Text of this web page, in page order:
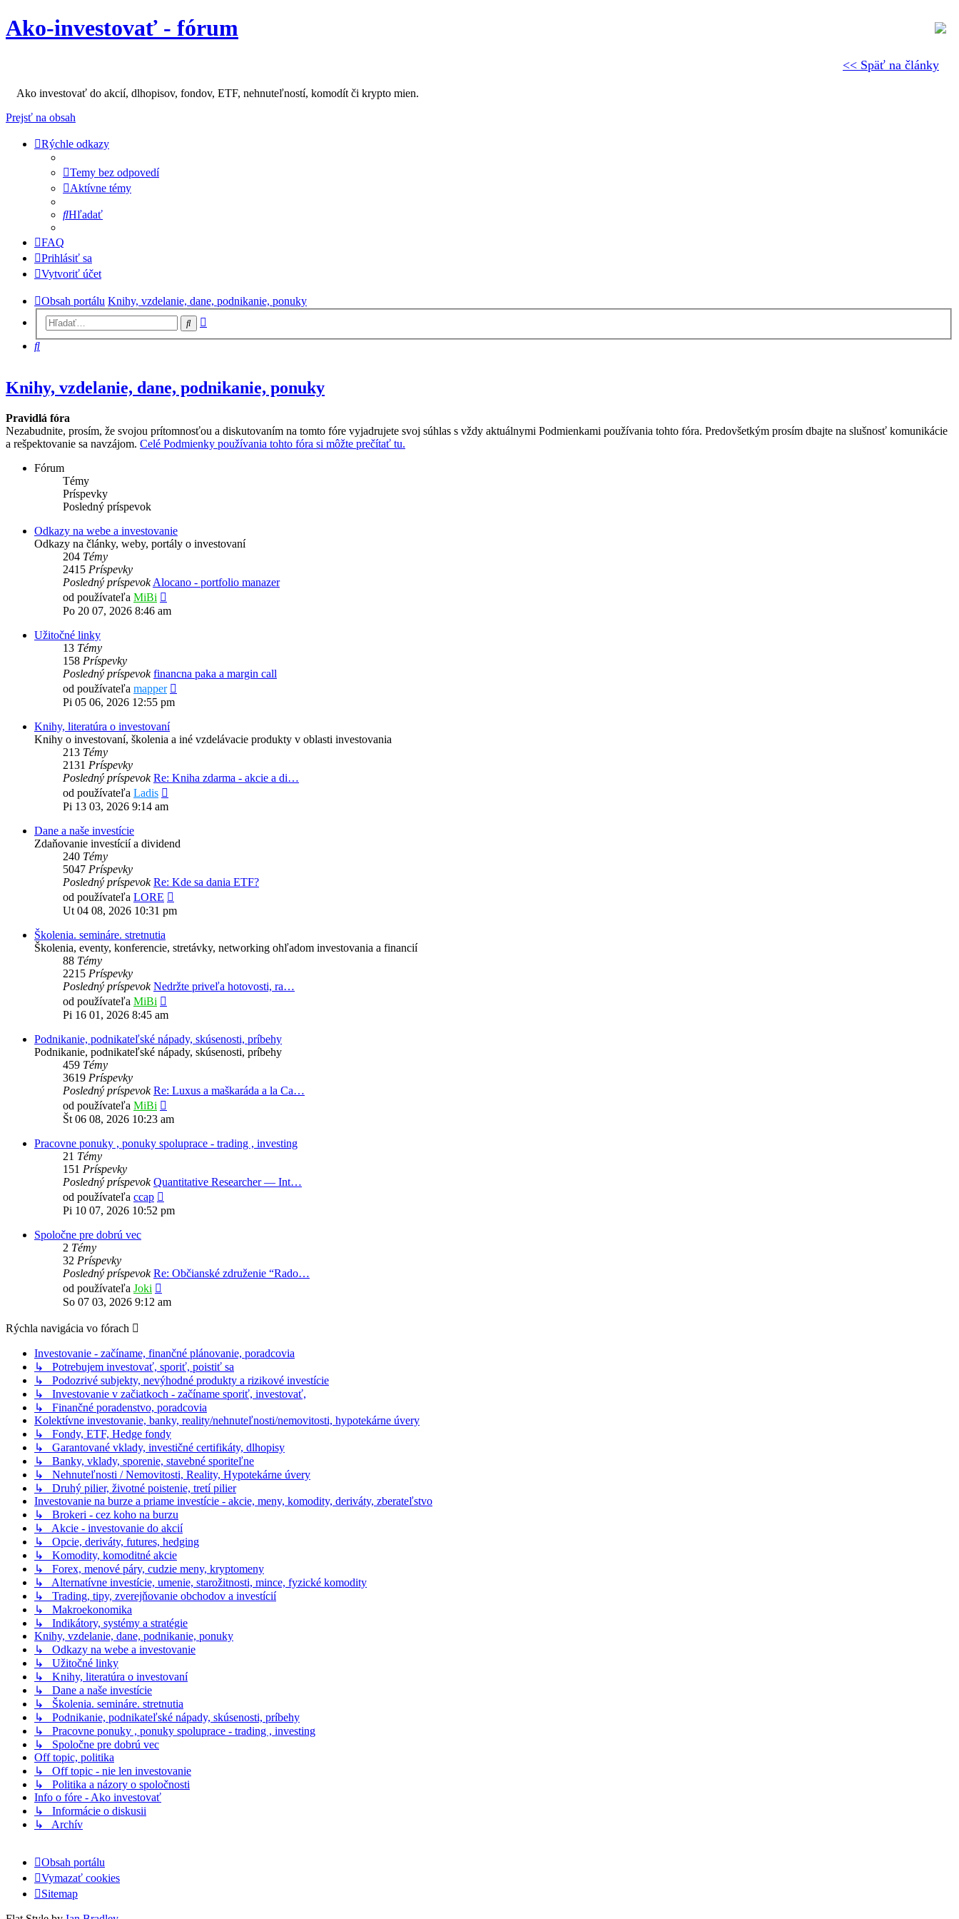
<< Späť na články
Ako-investovať - fórum
Ako investovať do akcií, dlhopisov, fondov, ETF, nehnuteľností, komodít či krypto mien.
Prejsť na obsah
Rýchle odkazy
Temy bez odpovedí
Aktívne témy
Hľadať
FAQ
Prihlásiť sa
Vytvoriť účet
Obsah portálu Knihy, vzdelanie, dane, podnikanie, ponuky
Hľadať
Hľadať
Knihy, vzdelanie, dane, podnikanie, ponuky
Pravidlá fóra
Nezabudnite, prosím, že svojou prítomnosťou a diskutovaním na tomto fóre vyjadrujete svoj súhlas s vždy aktuálnymi Podmienkami používania tohto fóra. Predovšetkým prosím dbajte na slušnosť komunikácie
a rešpektovanie sa navzájom. Celé Podmienky používania tohto fóra si môžte prečítať tu.
Fórum
Témy
Príspevky
Posledný príspevok
Odkazy na webe a investovanie
Odkazy na články, weby, portály o investovaní
204 Témy
2415 Príspevky
Posledný príspevok Alocano - portfolio manazer
od používateľa MiBi
posledný
Po 20 07, 2026 8:46 am
Užitočné linky
13 Témy
158 Príspevky
Posledný príspevok financna paka a margin call
od používateľa mapper
Pi 05 06, 2026 12:55 pm
Knihy, literatúra o investovaní
Knihy o investovaní, školenia a iné vzdelávacie produkty v oblasti investovania
213 Témy
2131 Príspevky
Posledný príspevok Re: Kniha zdarma - akcie a di…
od používateľa Ladis
posledný
Pi 13 03, 2026 9:14 am
Dane a naše investície
Zdaňovanie investícií a dividend
240 Témy
5047 Príspevky
Posledný príspevok Re: Kde sa dania ETF?
od používateľa LORE
posledný
Ut 04 08, 2026 10:31 pm
Školenia. semináre. stretnutia
Školenia, eventy, konferencie, stretávky, networking ohľadom investovania a financií
88 Témy
2215 Príspevky
Posledný príspevok Nedržte priveľa hotovosti, ra…
od používateľa MiBi
posledný
Pi 16 01, 2026 8:45 am
Podnikanie, podnikateľské nápady, skúsenosti, príbehy
Podnikanie, podnikateľské nápady, skúsenosti, príbehy
459 Témy
3619 Príspevky
Posledný príspevok Re: Luxus a maškaráda a la Ca…
od používateľa MiBi
posledný
Št 06 08, 2026 10:23 am
Pracovne ponuky , ponuky spoluprace - trading , investing
21 Témy
151 Príspevky
Posledný príspevok Quantitative Researcher — Int…
od používateľa ccap
posledný
Pi 10 07, 2026 10:52 pm
Spoločne pre dobrú vec
2 Témy
32 Príspevky
Posledný príspevok Re: Občianské združenie “Rado…
od používateľa Joki
posledný
So 07 03, 2026 9:12 am
Rýchla navigácia vo fórach
Investovanie - začíname, finančné plánovanie, poradcovia
↳ Potrebujem investovať, sporiť, poistiť sa
↳ Podozrivé subjekty, nevýhodné produkty a rizikové investície
↳ Investovanie v začiatkoch - začíname sporiť, investovať,
↳ Finančné poradenstvo, poradcovia
Kolektívne investovanie, banky, reality/nehnuteľnosti/nemovitosti, hypotekárne úvery
↳ Fondy, ETF, Hedge fondy
↳ Garantované vklady, investičné certifikáty, dlhopisy
↳ Banky, vklady, sporenie, stavebné sporiteľne
↳ Nehnuteľnosti / Nemovitosti, Reality, Hypotekárne úvery
↳ Druhý pilier, životné poistenie, tretí pilier
Investovanie na burze a priame investície - akcie, meny, komodity, deriváty, zberateľstvo
↳ Brokeri - cez koho na burzu
↳ Akcie - investovanie do akcií
↳ Opcie, deriváty, futures, hedging
↳ Komodity, komoditné akcie
↳ Forex, menové páry, cudzie meny, kryptomeny
↳ Alternatívne investície, umenie, starožitnosti, mince, fyzické komodity
↳ Trading, tipy, zverejňovanie obchodov a investícií
↳ Makroekonomika
↳ Indikátory, systémy a stratégie
Knihy, vzdelanie, dane, podnikanie, ponuky
↳ Odkazy na webe a investovanie
↳ Užitočné linky
↳ Knihy, literatúra o investovaní
↳ Dane a naše investície
↳ Školenia. semináre. stretnutia
↳ Podnikanie, podnikateľské nápady, skúsenosti, príbehy
↳ Pracovne ponuky , ponuky spoluprace - trading , investing
↳ Spoločne pre dobrú vec
Off topic, politika
↳ Off topic - nie len investovanie
↳ Politika a názory o spoločnosti
Info o fóre - Ako investovať
↳ Informácie o diskusii
↳ Archív
Obsah portálu
Vymazať cookies
Sitemap